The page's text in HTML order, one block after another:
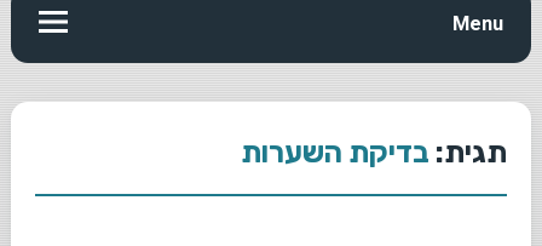
Menu
תגית: בדיקת השערות